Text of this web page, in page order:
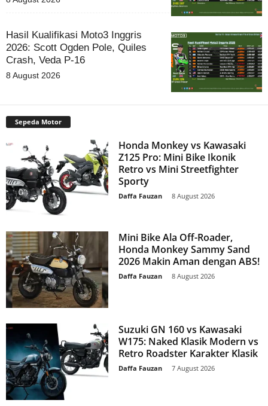
Hasil Kualifikasi Moto3 Inggris
2026: Scott Ogden Pole, Quiles
Crash, Veda P-16
8 August 2026
Sepeda Motor
Honda Monkey vs Kawasaki
Z125 Pro: Mini Bike Ikonik
Retro vs Mini Streetfighter
Sporty
Daffa Fauzan 8 August 2026
Mini Bike Ala Off-Roader,
Honda Monkey Sammy Sand
2026 Makin Aman dengan ABS!
Daffa Fauzan 8 August 2026
Suzuki GN 160 vs Kawasaki
W175: Naked Klasik Modern vs
Retro Roadster Karakter Klasik
Daffa Fauzan 7 August 2026